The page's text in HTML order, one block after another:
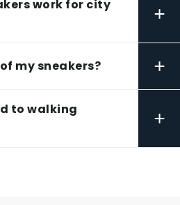
work for city
+
my sneakers? +
to walking
+